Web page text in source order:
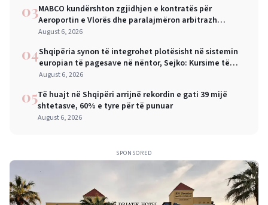
03MABCO kundërshton zgjidhjen e kontratës për
Aeroportin e Vlorës dhe paralajmëron arbitrazh
ndërkombëtar
August 6, 2026
04Shqipëria synon të integrohet plotësisht në sistemin
europian të pagesave në nëntor, Sejko: Kursime të
mëdha për qytetarët dhe bizneset
August 6, 2026
05Të huajt në Shqipëri arrijnë rekordin e gati 39 mijë
shtetasve, 60% e tyre për të punuar
August 6, 2026
SPONSORED